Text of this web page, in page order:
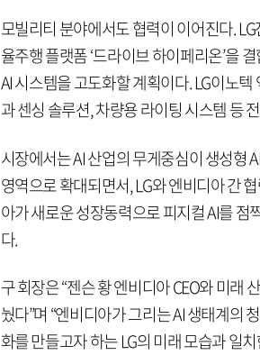
모빌리티 분야에서도 협력이 이어진다.
율주행 플랫폼 ‘드라이브 하이페리온’을
AI 시스템을 고도화할 계획이다. LG이노
과 센싱 솔루션, 차량용 라이팅 시스템 등
시장에서는 AI 산업의 무게중심이 생성형
영역으로 확대되면서, LG와 엔비디아 간
아가 새로운 성장동력으로 피지컬 AI를
다.
구 회장은 “젠슨 황 엔비디아 CEO와 미래
눴다”며 “엔비디아가 그리는 AI 생태계의
화를 만들고자 하는 LG의 미래 모습과 일